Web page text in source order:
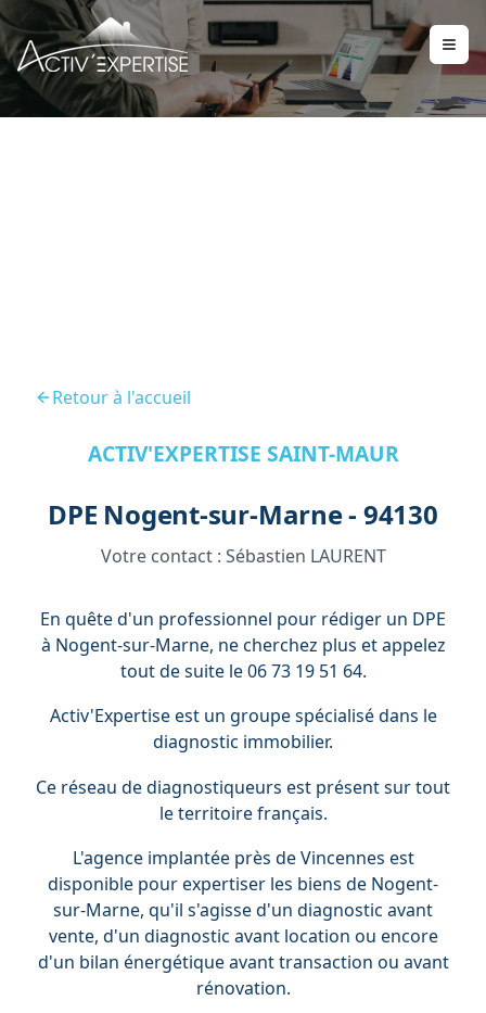
Retour à l'accueil
ACTIV'EXPERTISE SAINT-MAUR
DPE Nogent-sur-Marne - 94130
Votre contact : Sébastien LAURENT
En quête d'un professionnel pour rédiger un DPE
à Nogent-sur-Marne, ne cherchez plus et appelez
tout de suite le 06 73 19 51 64.
Activ'Expertise est un groupe spécialisé dans le
diagnostic immobilier.
Ce réseau de diagnostiqueurs est présent sur tout
le territoire français.
L'agence implantée près de Vincennes est
disponible pour expertiser les biens de Nogent-
sur-Marne, qu'il s'agisse d'un diagnostic avant
vente, d'un diagnostic avant location ou encore
d'un bilan énergétique avant transaction ou avant
rénovation.